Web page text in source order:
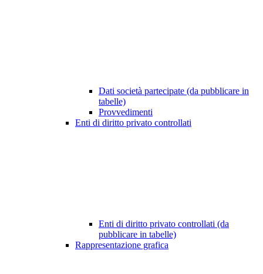
Dati società partecipate (da pubblicare in
tabelle)
Provvedimenti
Enti di diritto privato controllati
Enti di diritto privato controllati (da
pubblicare in tabelle)
Rappresentazione grafica